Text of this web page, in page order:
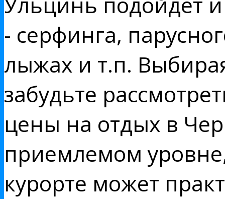
- серфинга,
лыжах и т.п.
забудьте
цены на отдых в
приемлемом
курорте может